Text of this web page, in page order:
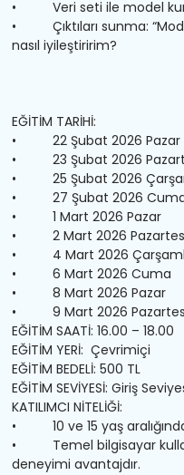
• Veri seti ile model
• Çıktıları sunma:
nasıl iyileştiririm?
EĞİTİM TARİHİ:
• 22 Şubat 2026 Pazar
• 23 Şubat 2026
• 25 Şubat 2026
• 27 Şubat 2026
• 1 Mart 2026 Pazar
• 2 Mart 2026
• 4 Mart 2026
• 6 Mart 2026 Cuma
• 8 Mart 2026 Pazar
• 9 Mart 2026
EĞİTİM SAATİ: 16.00 – 18.00
EĞİTİM YERİ: Çevrimiçi
EĞİTİM BEDELİ: 500 TL
EĞİTİM SEVİYESİ: Giriş
KATILIMCI NİTELİĞİ:
• 10 ve 15 yaş
• Temel bilgisayar
deneyimi avantajdır.